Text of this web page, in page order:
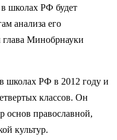
школах РФ будет
анализа его
глава Минобрнауки
РФ в 2012 году и
классов. Он
основ православной,
культур.